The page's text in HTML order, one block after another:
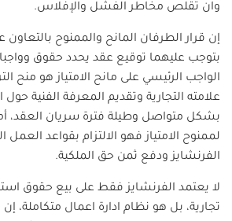
وان تقلص مخاطر الفشل والإفلاس.
إن قرار الطرفان المانح والممنوح بالتعاون
بتوجب عليهما توقيع عقد يحدد حقوق
الواجب الرئيسي على مانح الامتياز هو منح
علامته التجارية وتقديم المعرفة الفنية
بشكل متواصل وطيلة فترة سريان العقد،
لممنوح الامتياز فهو الالتزام بقواعد
الفرنشايز ودفع ثمن حق الملكية.
لا يعتمد الفرنشايز فقط على بيع حقوق
تجارية، بل هو نظام ادارة اعمال متكاملة،